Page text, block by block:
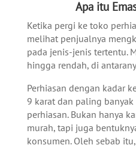
Apa itu
Ketika pergi ke toko
melihat penjualnya
pada jenis-jenis tertentu.
hingga rendah, di
Perhiasan dengan kadar
9 karat dan paling
perhiasan. Bukan hanya
murah, tapi juga
konsumen. Oleh sebab